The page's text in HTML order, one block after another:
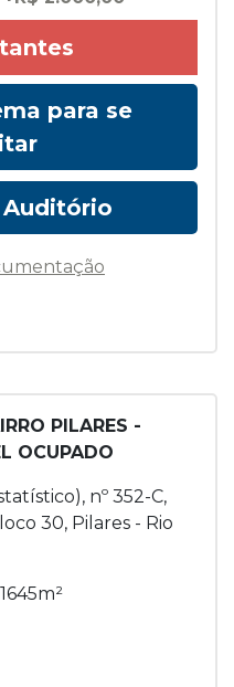
PILARES -
OCUPADO
nº 352-C,
30, Pilares - Rio
1645m²
para se
Auditório